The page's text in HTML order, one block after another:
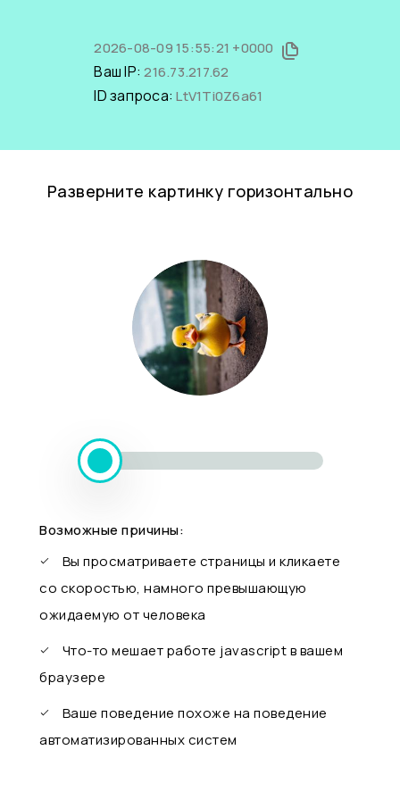
2026-08-09 15:55:21 +0000
Ваш IP:216.73.217.62
ID запроса:LtV1Ti0Z6a61
Разверните картинку горизонтально
Возможные причины:
Вы просматриваете страницы и кликаете
со скоростью, намного превышающую
ожидаемую от человека
Что-то мешает работе javascript в вашем
браузере
Ваше поведение похоже на поведение
автоматизированных систем